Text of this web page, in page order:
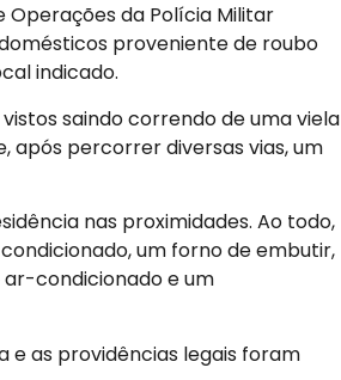
da Polícia Militar
proveniente de roubo
indicado.
saindo correndo de uma viela
após percorrer diversas vias, um
nas proximidades. Ao todo,
um forno de embutir,
ar-condicionado e um
e as providências legais foram